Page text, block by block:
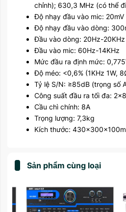
chỉnh); 630,3 MHz (có thể
Độ nhạy đầu vào mic: 20mV
Độ nhạy đầu vào dòng:
Đầu vào dòng: 20Hz-20KHz
Đầu vào mic: 60Hz-14KHz
Mức đầu ra định mức:
Độ méo: <0,6% (1KHz 1W,
Tỷ lệ S/N: ≥85dB (trọng số
Công suất đầu ra tối đa:
Cầu chì chính: 8A
Trọng lượng: 7,3kg
Kích thước:
Sản phẩm cùng loại